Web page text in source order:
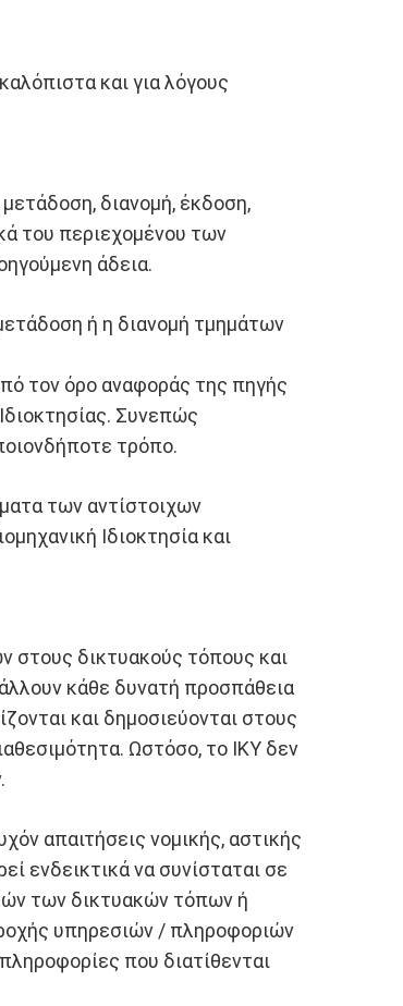
και για λόγους
διανομή, έκδοση,
του περιεχομένου των
άδεια.
ή η διανομή τμημάτων
τον όρο αναφοράς της πηγής
Συνεπώς
τρόπο.
των αντίστοιχων
Ιδιοκτησία και
στους δικτυακούς τόπους και
κάθε δυνατή προσπάθεια
και δημοσιεύονται στους
Ωστόσο, το ΙΚΥ δεν
απαιτήσεις νομικής, αστικής
ενδεικτικά να συνίσταται σε
των δικτυακών τόπων ή
υπηρεσιών / πληροφοριών
που διατίθενται